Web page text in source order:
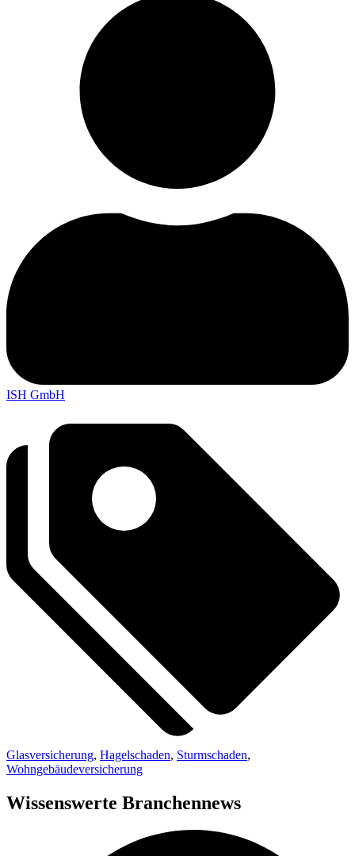
ISH GmbH
Glasversicherung, Hagelschaden, Sturmschaden,
Wohngebäudeversicherung
Wissenswerte Branchennews